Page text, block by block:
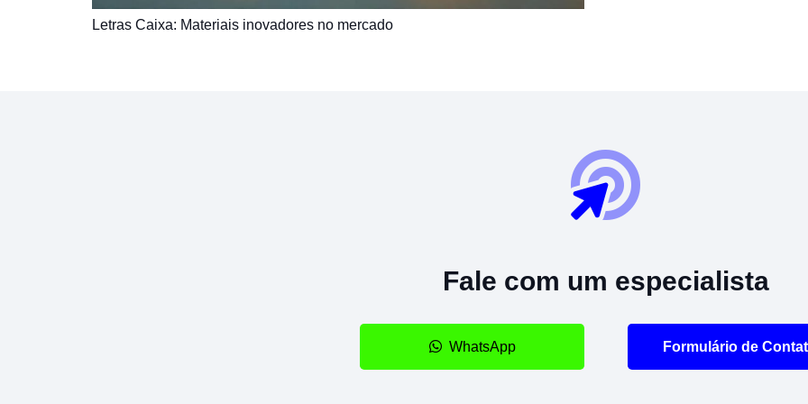
Letras Caixa: Materiais inovadores no mercado
Fale com um especialista
WhatsApp Formulário de